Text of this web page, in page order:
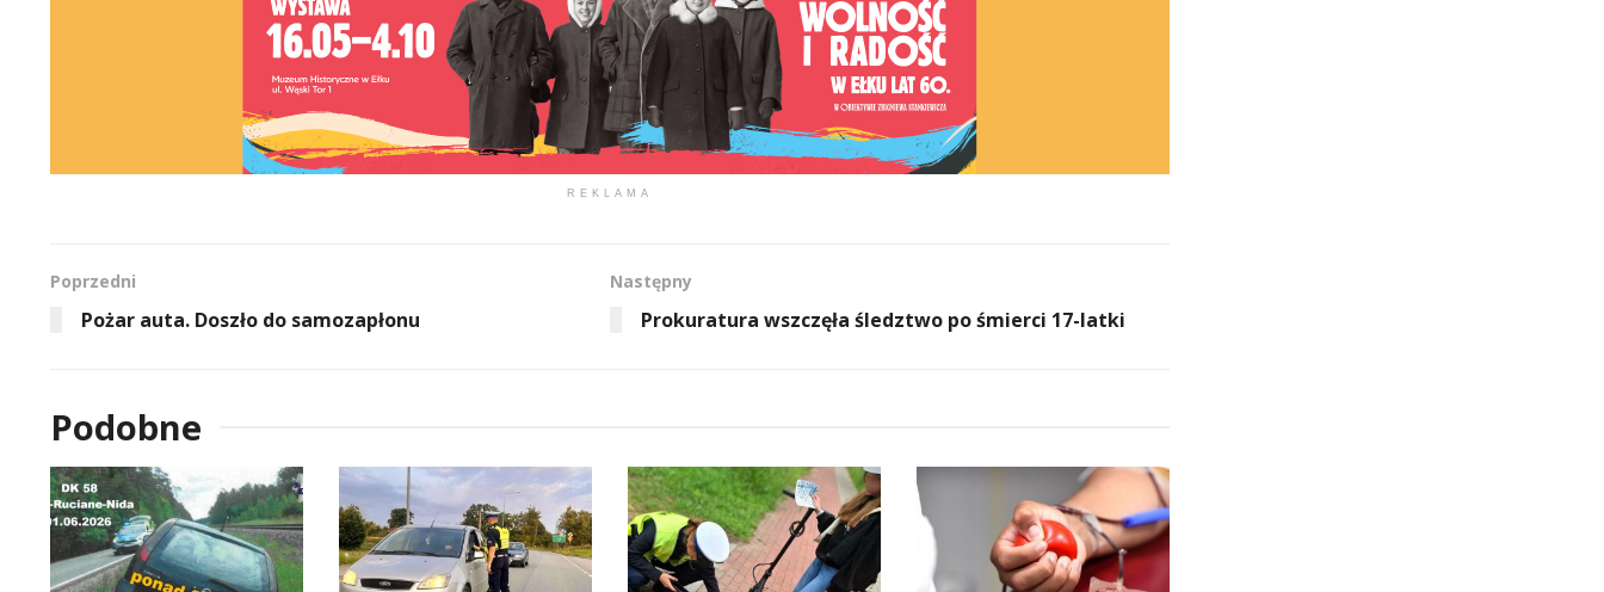
REKLAMA
Poprzedni
Pożar auta. Doszło do samozapłonu
Następny
Prokuratura wszczęła śledztwo po śmierci 17-latki
Podobne